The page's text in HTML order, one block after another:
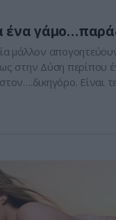
ένα
μάλλον
στην Δύση περίπου
Είναι
τους. Ο δρ […]